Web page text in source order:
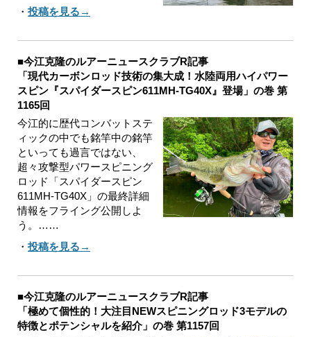
・ 投稿を見る→
■今江克隆のルアーニュースクラブR記事
「現代カーボンロッド技術の集大成！水陸両用ハイパワー
スピン『スパイダースピン611MH-TG40X』登場」の巻 第
1165回
今江的に歴代コンバットステ
ィックの中でも銘竿中の銘竿
といっても過言ではない、
超々攻撃型パワースピニング
ロッド「スパイダースピン
611MH-TG40X」の最終詳細
情報をフライング公開しよ
う。……
・ 投稿を見る→
■今江克隆のルアーニュースクラブR記事
「極めて個性的！大注目NEWスピニングロッド3モデルの
特徴とポテンシャルを紹介」の巻 第1157回